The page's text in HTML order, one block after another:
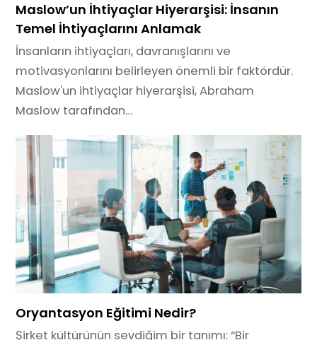
Maslow’un İhtiyaçlar Hiyerarşisi: İnsanın
Temel İhtiyaçlarını Anlamak
İnsanların ihtiyaçları, davranışlarını ve
motivasyonlarını belirleyen önemli bir faktördür.
Maslow'un ihtiyaçlar hiyerarşisi, Abraham
Maslow tarafından…
Oryantasyon Eğitimi Nedir?
Şirket kültürünün sevdiğim bir tanımı: “Bir